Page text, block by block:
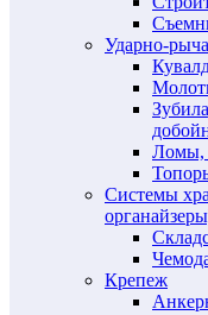
Ударно-
Ломы,
Системы
Крепеж